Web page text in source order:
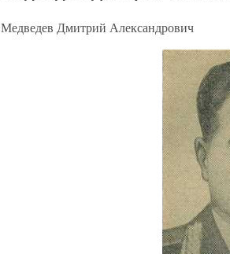
Медведев Дмитрий Александрович